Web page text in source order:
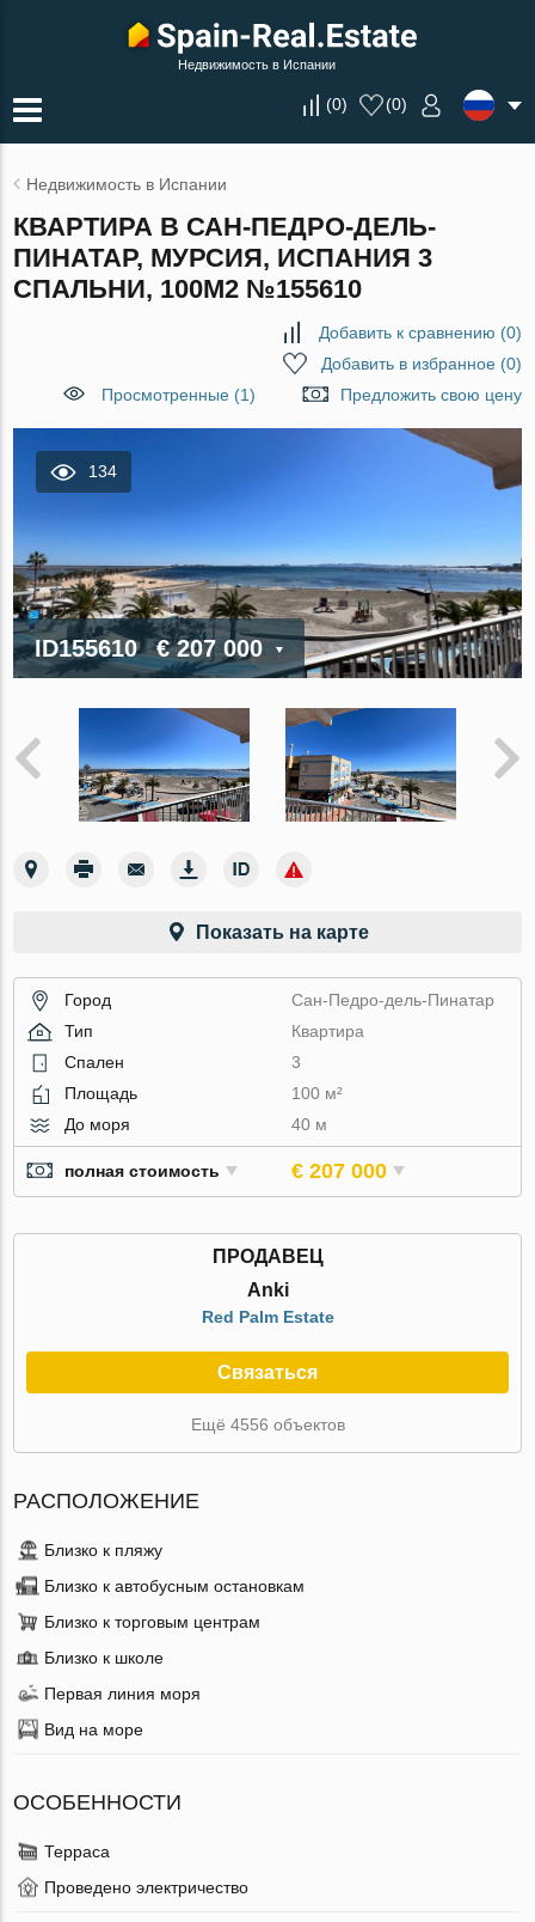
Недвижимость в Испании
(0) (0)
Недвижимость в Испании
КВАРТИРА В САН-ПЕДРО-ДЕЛЬ-
ПИНАТАР, МУРСИЯ, ИСПАНИЯ 3
СПАЛЬНИ, 100М2 №155610
Добавить к сравнению (0)
Добавить в избранное(0)
Просмотренные (1)
Предложить свою цену
134
ID155610 € 207 000
Показать на карте
Город
Сан-Педро-дель-Пинатар
Тип
Квартира
Спален
3
Площадь
100 м²
До моря
40 м
полная стоимость € 207 000
ПРОДАВЕЦ
Anki
Red Palm Estate
Связаться
Ещё 4556 объектов
РАСПОЛОЖЕНИЕ
Близко к пляжу
Близко к автобусным остановкам
Близко к торговым центрам
Близко к школе
Первая линия моря
Вид на море
ОСОБЕННОСТИ
Терраса
Проведено электричество